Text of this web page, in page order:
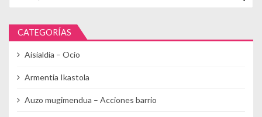
CATEGORÍAS
Aisialdia – Ocio
Armentia Ikastola
Auzo mugimendua – Acciones barrio